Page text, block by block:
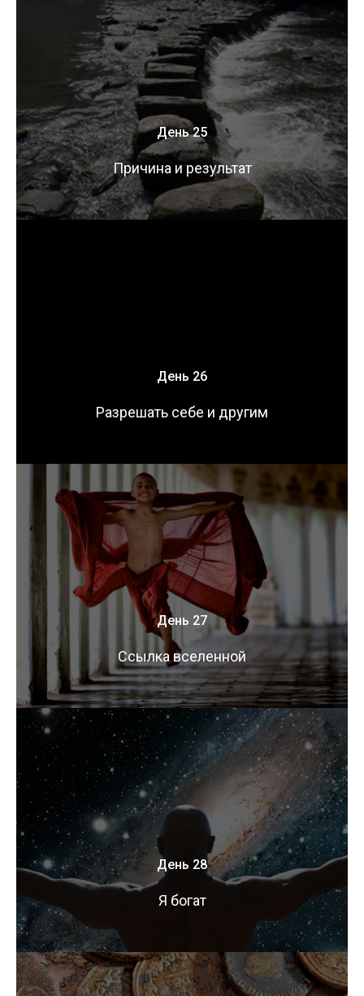
День 25
Причина и результат
День 26
Разрешать себе и другим
День 27
Ссылка вселенной
День 28
Я богат